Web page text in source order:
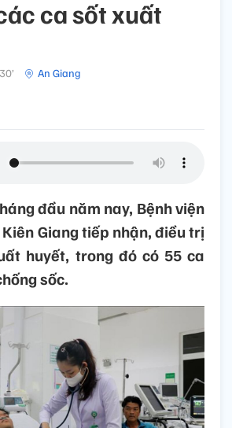
ca sốt xuất
An Giang
đầu năm nay, Bệnh viện
Giang tiếp nhận, điều trị
huyết, trong đó có 55 ca
sốc.